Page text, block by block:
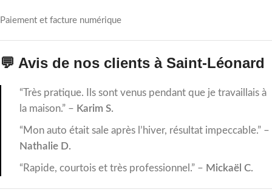
Paiement et facture numérique
💬 Avis de nos clients à Saint-Léonard
“Très pratique. Ils sont venus pendant que je travaillais à
la maison.” – Karim S.
“Mon auto était sale après l’hiver, résultat impeccable.” –
Nathalie D.
“Rapide, courtois et très professionnel.” – Mickaël C.